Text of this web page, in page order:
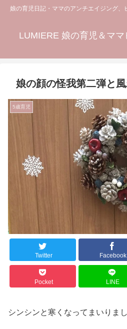
娘の育児日記・ママのアンチエイジング
LUMIERE 娘の育児＆マ
娘の顔の怪我第二弾と
5歳育児
Twitter Facebook
Pocket LINE
シンシンと寒くなってまいりまし